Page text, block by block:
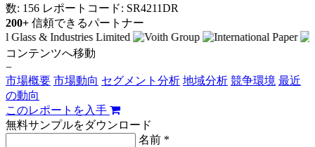
数: 156 レポートコード: SR4211DR
200+ 信頼できるパートナー
コンテンツへ移動
−
市場概要 市場動向 セグメント分析 地域分析 競争環境 最近
の動向
このレポートを入手
無料サンプルをダウンロード
名前 *